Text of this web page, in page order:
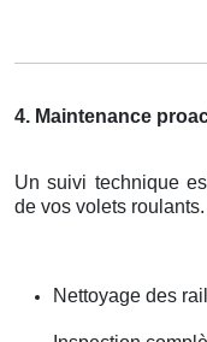
4. Maintenance
Un suivi technique
de vos volets roulants.
Nettoyage des